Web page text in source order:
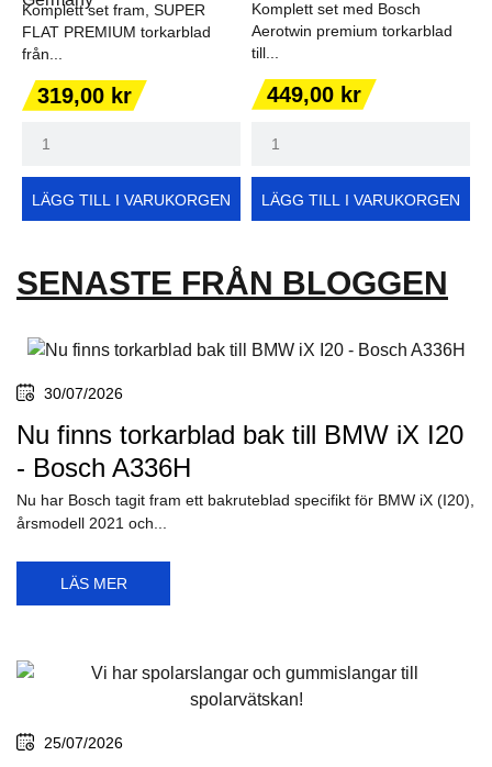
Komplett set fram, SUPER
FLAT PREMIUM torkarblad
från...
Pris
319,00 kr
LÄGG TILL I VARUKORGEN
Komplett set med Bosch
Aerotwin premium torkarblad
till...
Pris
449,00 kr
LÄGG TILL I VARUKORGEN
SENASTE FRÅN BLOGGEN
30/07/2026
Nu finns torkarblad bak till BMW iX I20
- Bosch A336H
Nu har Bosch tagit fram ett bakruteblad specifikt för BMW iX (I20),
årsmodell 2021 och...
LÄS MER
25/07/2026